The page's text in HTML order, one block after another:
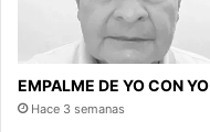
EMPALME DE YO CON YO
Hace 3 semanas